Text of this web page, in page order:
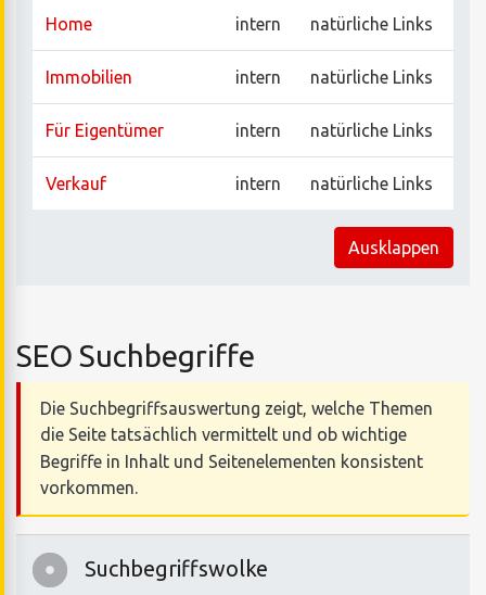
Home intern natürliche Links
Immobilien intern natürliche Links
Für Eigentümer intern natürliche Links
Verkauf intern natürliche Links
Ausklappen
SEO Suchbegriffe
Die Suchbegriffsauswertung zeigt, welche Themen
die Seite tatsächlich vermittelt und ob wichtige
Begriffe in Inhalt und Seitenelementen konsistent
vorkommen.
Suchbegriffswolke